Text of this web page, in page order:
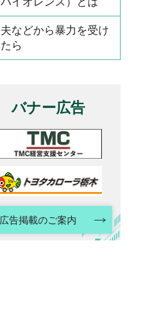
夫などから暴力を受け
たら
バナー広告
広告掲載のご案内